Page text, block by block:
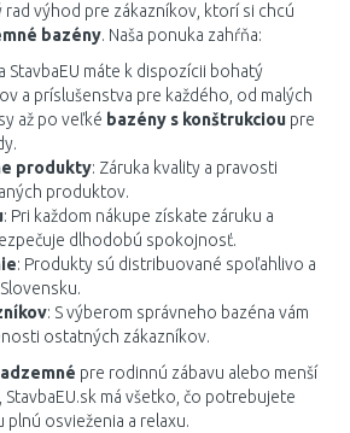
rad výhod pre zákazníkov, ktorí si chcú
bazény. Naša ponuka zahŕňa:
StavbaEU máte k dispozícii bohatý
a príslušenstva pre každého, od malých
až po veľké bazény s konštrukciou pre
produkty: Záruka kvality a pravosti
produktov.
: Pri každom nákupe získate záruku a
dlhodobú spokojnosť.
: Produkty sú distribuované spoľahlivo a
: S výberom správneho bazéna vám
ostatných zákazníkov.
pre rodinnú zábavu alebo menší
, StavbaEU.sk má všetko, čo potrebujete
osvieženia a relaxu.